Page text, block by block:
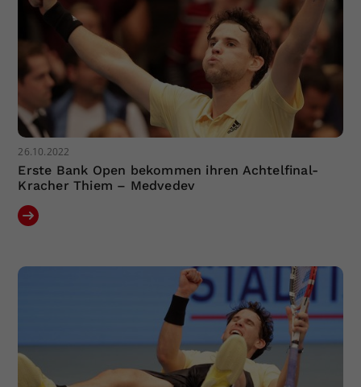
26.10.2022
Erste Bank Open bekommen ihren Achtelfinal-
Kracher Thiem – Medvedev